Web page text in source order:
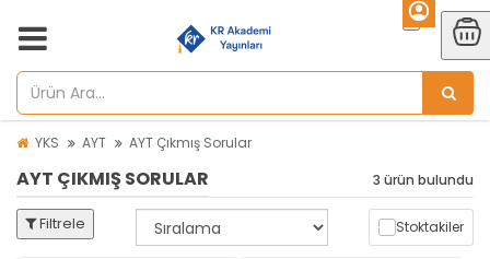
YKS AYT AYT Çıkmış Sorular
AYT ÇIKMIŞ SORULAR 3 ürün bulundu
Filtrele Stoktakiler